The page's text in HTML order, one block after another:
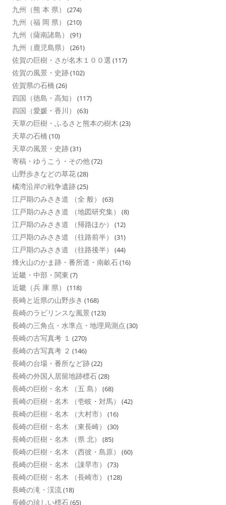
九州（熊 本 県） (274)
九州（福 岡 県） (210)
九州（薩南諸島） (91)
九州（鹿児島県） (261)
佐賀の巨樹・さが名木１００選 (117)
佐賀の風景・史跡(102)
佐賀県の石橋 (26)
四国（徳島・高知） (117)
四国（愛媛・香川） (63)
天草の巨樹・ふるさと熊本の樹木 (23)
天草の石橋 (10)
天草の風景・史跡(31)
寄稿・ゆうこう・その他(72)
山野歩きなどの草花(28)
橘湾沿岸の戦争遺跡(25)
江戸期のみさき道 （全 般） (63)
江戸期のみさき道 （地図研究集） (8)
江戸期のみさき道 （帰路ほか） (12)
江戸期のみさき道 （往路前半） (31)
江戸期のみさき道 （往路後半） (44)
烽火山のかま跡・番所道・南畝石(16)
近畿・中部・関東 (7)
近畿（兵 庫 県） (118)
長崎と近県の山野歩き (168)
長崎のラビリンスな風景 (123)
長崎の三角点・水準点・地理局測点 (30)
長崎の古写真考 １ (270)
長崎の古写真考 ２ (146)
長崎の台場・番所など跡(22)
長崎の外国人居留地跡標石(28)
長崎の巨樹・名木 （五 島） (68)
長崎の巨樹・名木 （壱岐・対馬） (42)
長崎の巨樹・名木 （大村市） (16)
長崎の巨樹・名木 （東長崎） (30)
長崎の巨樹・名木 （県 北） (85)
長崎の巨樹・名木 （西彼・島原） (60)
長崎の巨樹・名木 （諌早市） (73)
長崎の巨樹・名木 （長崎市） (128)
長崎の滝・渓流(18)
長崎の珍しい標石(65)